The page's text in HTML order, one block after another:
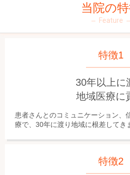
当院の
Feature
特徴1
30年以上に
地域医療に
患者さんとのコミュニケーション、
療で、30年に渡り地域に根差してき
特徴2